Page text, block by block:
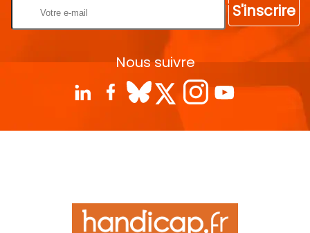
S'inscrire
Nous suivre